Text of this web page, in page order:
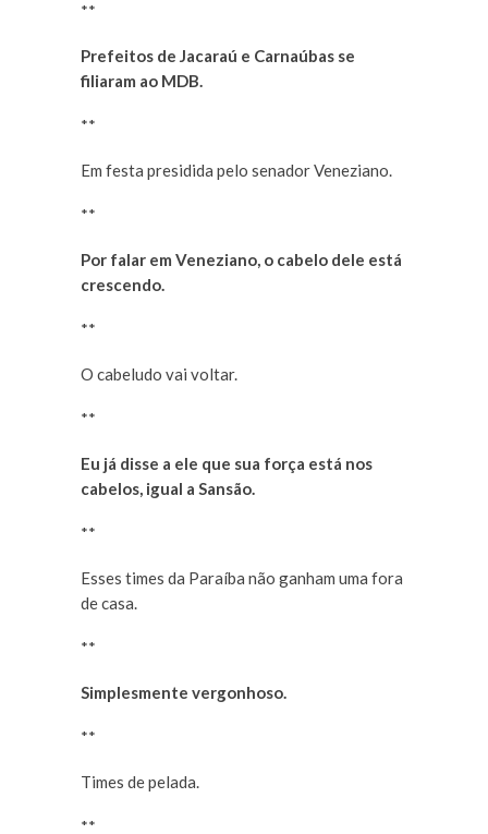
**
Prefeitos de Jacaraú e Carnaúbas se
filiaram ao MDB.
**
Em festa presidida pelo senador Veneziano.
**
Por falar em Veneziano, o cabelo dele está
crescendo.
**
O cabeludo vai voltar.
**
Eu já disse a ele que sua força está nos
cabelos, igual a Sansão.
**
Esses times da Paraíba não ganham uma fora
de casa.
**
Simplesmente vergonhoso.
**
Times de pelada.
**